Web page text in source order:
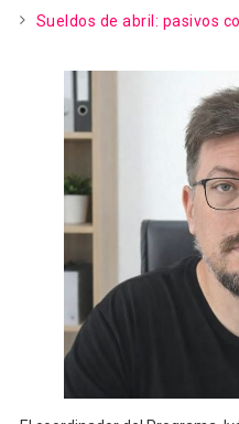
Sueldos de abril: pasivos